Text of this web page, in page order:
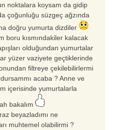
noktalara koysam da gidip
çoğunluğu süzgeç ağzında
doğru yumurta dizdiler
boru kısmındakiler kalacak
olduğundan yumurtalar
yüzer vaziyete geçtiklerinde
filtreye çekilebilirlermi
acaba ? Anne ve
içerisinde yumurtalarla
bakalım
beyazladımı ne
muhtemel olabilirmi ?